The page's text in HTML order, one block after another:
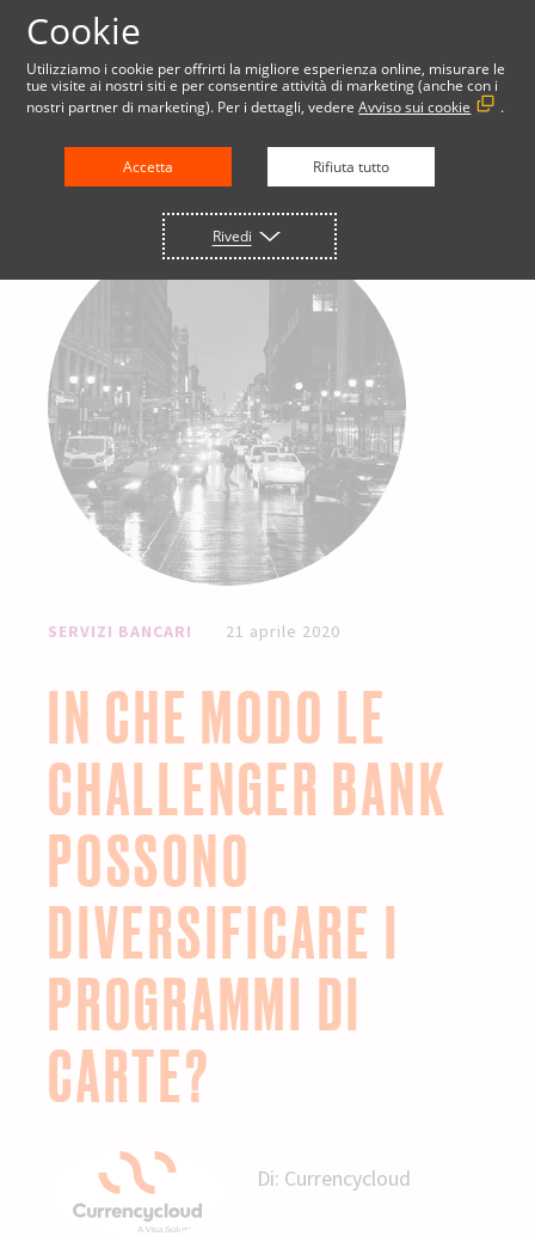
SERVIZI BANCARI 21 aprile 2020
IN CHE MODO LE
CHALLENGER BANK
POSSONO
DIVERSIFICARE I
PROGRAMMI DI
CARTE?
Di: Currencycloud
Cookie
Utilizziamo i cookie per offrirti la migliore esperienza online, misurare le
tue visite ai nostri siti e per consentire attività di marketing (anche con i
nostri partner di marketing). Per i dettagli, vedereAvviso sui cookie .
Accetta Rifiuta tutto
Rivedi